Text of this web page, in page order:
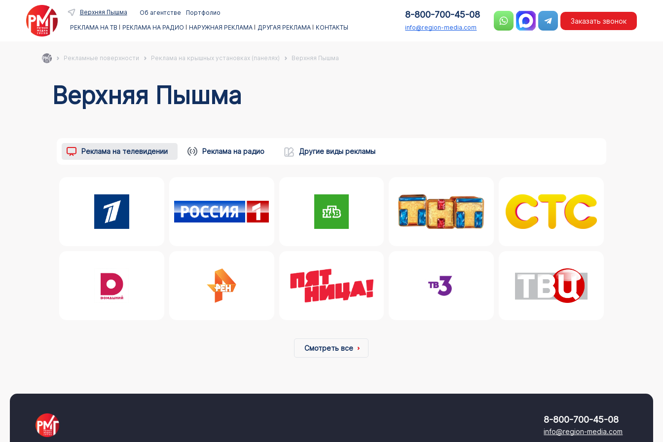
Верхняя Пышма Об агентстве
Портфолио
РЕКЛАМА НА ТВ
РЕКЛАМА НА РАДИО НАРУЖНАЯ РЕКЛАМА ДРУГАЯ РЕКЛАМА КОНТАКТЫ
8-800-700-45-08
info@region-media.com
Заказать звонок
Рекламные поверхности Реклама на крышных установках (панелях) Верхняя Пышма
Верхняя Пышма
Реклама на телевидении Реклама на радио Другие виды рекламы
Смотреть все
8-800-700-45-08
info@region-media.com